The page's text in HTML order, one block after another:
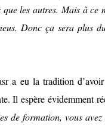
les autres. Mais à ce
Donc ça sera plus
a eu la tradition d’avoir
Il espère évidemment
de formation, vous avez